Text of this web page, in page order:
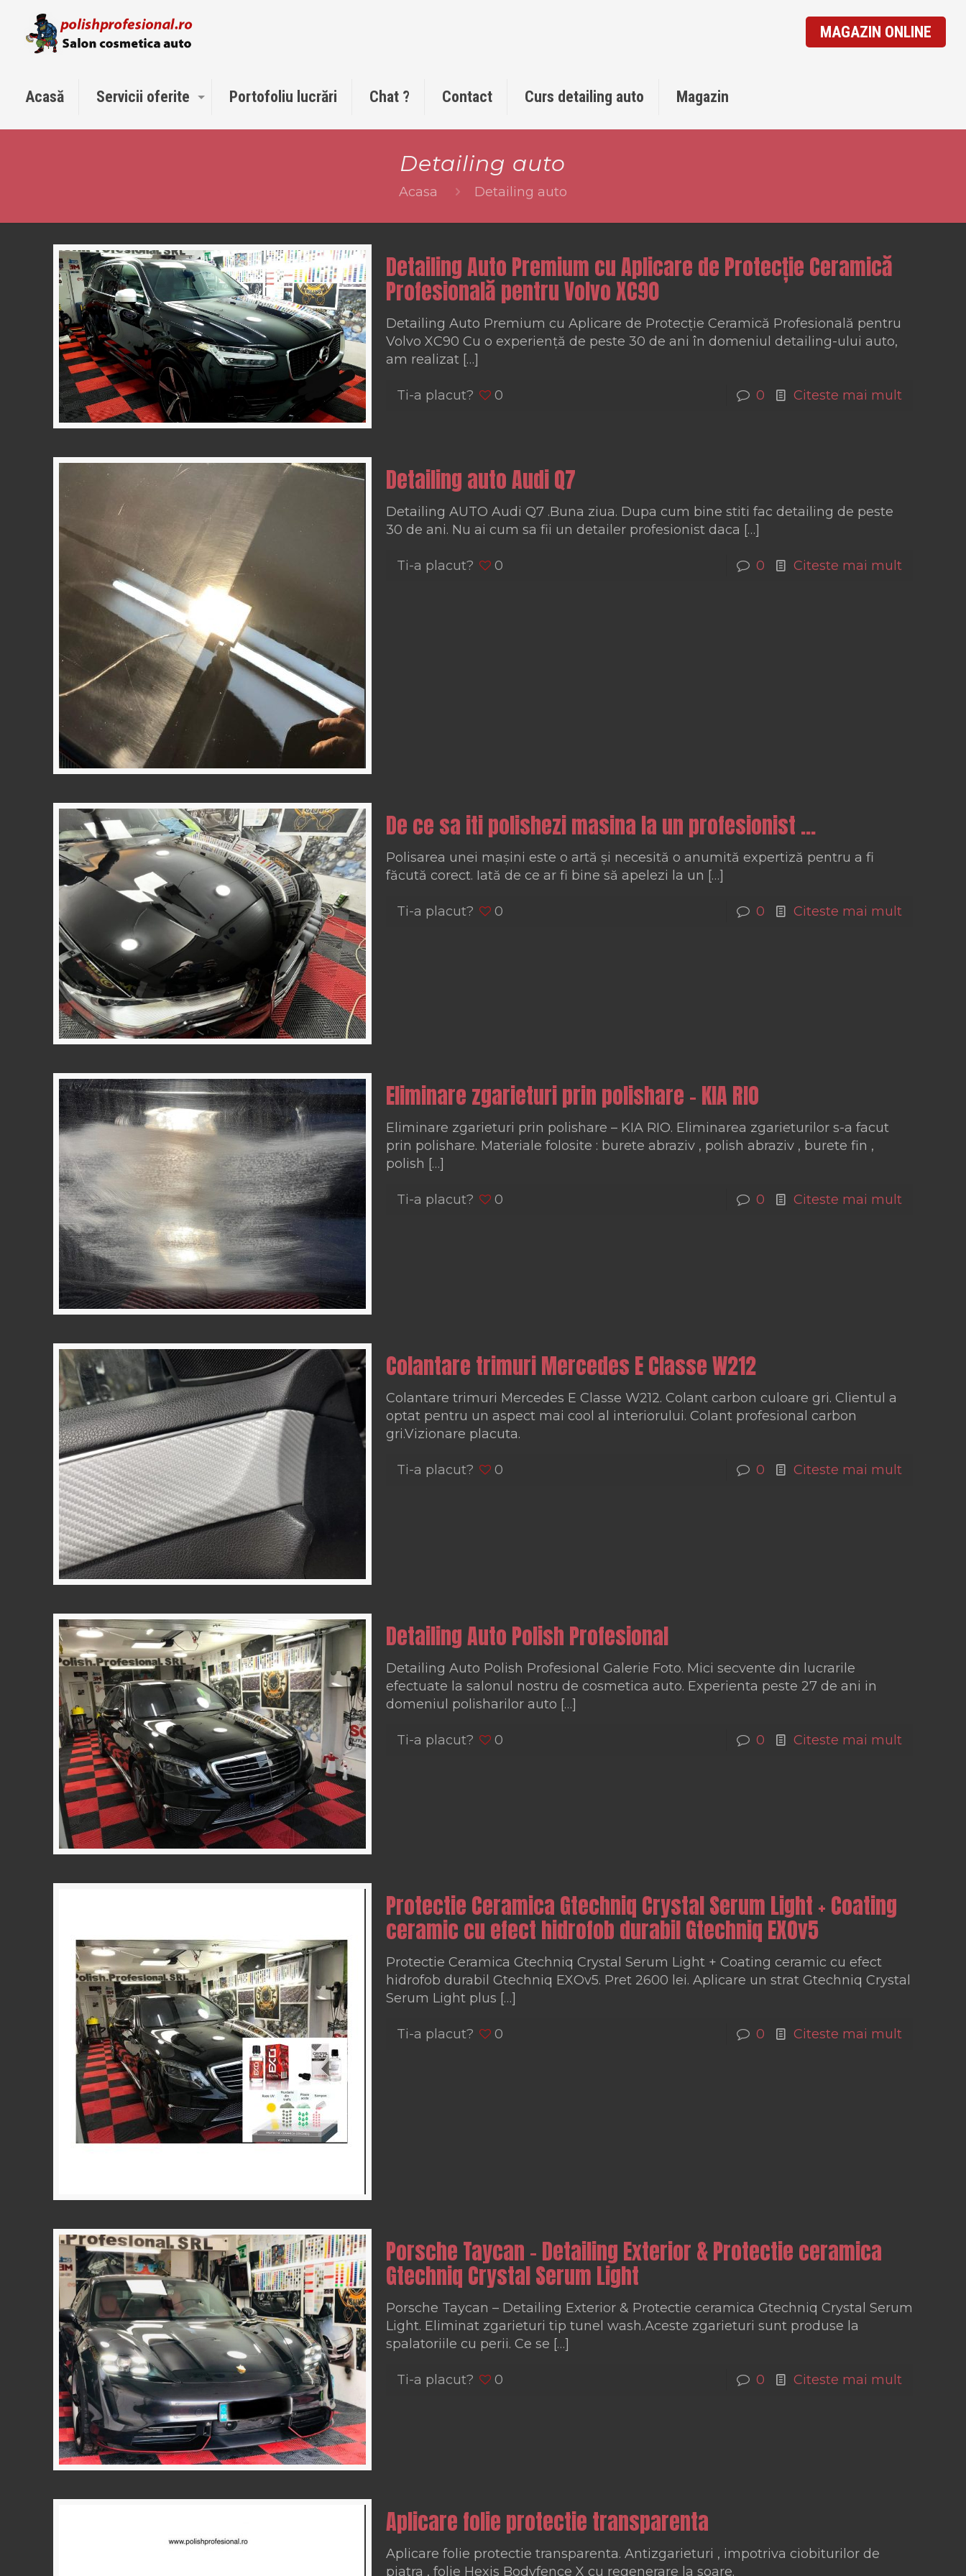
Acasă Servicii oferite Portofoliu lucrări Chat ? Contact Curs detailing auto Magazin
MAGAZIN ONLINE
Detailing auto
Acasa Detailing auto
Detailing Auto Premium cu Aplicare de Protecție Ceramică
Profesională pentru Volvo XC90
Detailing Auto Premium cu Aplicare de Protecție Ceramică Profesională pentru
Volvo XC90 Cu o experiență de peste 30 de ani în domeniul detailing-ului auto,
am realizat[…]
Ti-a placut? 0 0 Citeste mai mult
Detailing auto Audi Q7
Detailing AUTO Audi Q7 .Buna ziua. Dupa cum bine stiti fac detailing de peste
30 de ani. Nu ai cum sa fii un detailer profesionist daca […]
Ti-a placut? 0 0 Citeste mai mult
De ce sa iti polishezi masina la un profesionist …
Polisarea unei mașini este o artă și necesită o anumită expertiză pentru a fi
făcută corect. Iată de ce ar fi bine să apelezi la un […]
Ti-a placut? 0 0 Citeste mai mult
Eliminare zgarieturi prin polishare – KIA RIO
Eliminare zgarieturi prin polishare – KIA RIO. Eliminarea zgarieturilor s-a facut
prin polishare. Materiale folosite : burete abraziv , polish abraziv , burete fin ,
polish […]
Ti-a placut? 0 0 Citeste mai mult
Colantare trimuri Mercedes E Classe W212
Colantare trimuri Mercedes E Classe W212. Colant carbon culoare gri. Clientul a
optat pentru un aspect mai cool al interiorului. Colant profesional carbon
gri.Vizionare placuta.
Ti-a placut? 0 0 Citeste mai mult
Detailing Auto Polish Profesional
Detailing Auto Polish Profesional Galerie Foto. Mici secvente din lucrarile
efectuate la salonul nostru de cosmetica auto. Experienta peste 27 de ani in
domeniul polisharilor auto […]
Ti-a placut? 0 0 Citeste mai mult
Protectie Ceramica Gtechniq Crystal Serum Light + Coating
ceramic cu efect hidrofob durabil Gtechniq EXOv5
Protectie Ceramica Gtechniq Crystal Serum Light + Coating ceramic cu efect
hidrofob durabil Gtechniq EXOv5. Pret 2600 lei. Aplicare un strat Gtechniq Crystal
Serum Light plus […]
Ti-a placut? 0 0 Citeste mai mult
Porsche Taycan – Detailing Exterior & Protectie ceramica
Gtechniq Crystal Serum Light
Porsche Taycan – Detailing Exterior & Protectie ceramica Gtechniq Crystal Serum
Light. Eliminat zgarieturi tip tunel wash.Aceste zgarieturi sunt produse la
spalatoriile cu perii. Ce se […]
Ti-a placut? 0 0 Citeste mai mult
Aplicare folie protectie transparenta
Aplicare folie protectie transparenta. Antizgarieturi , impotriva ciobiturilor de
piatra , folie Hexis Bodyfence X cu regenerare la soare.